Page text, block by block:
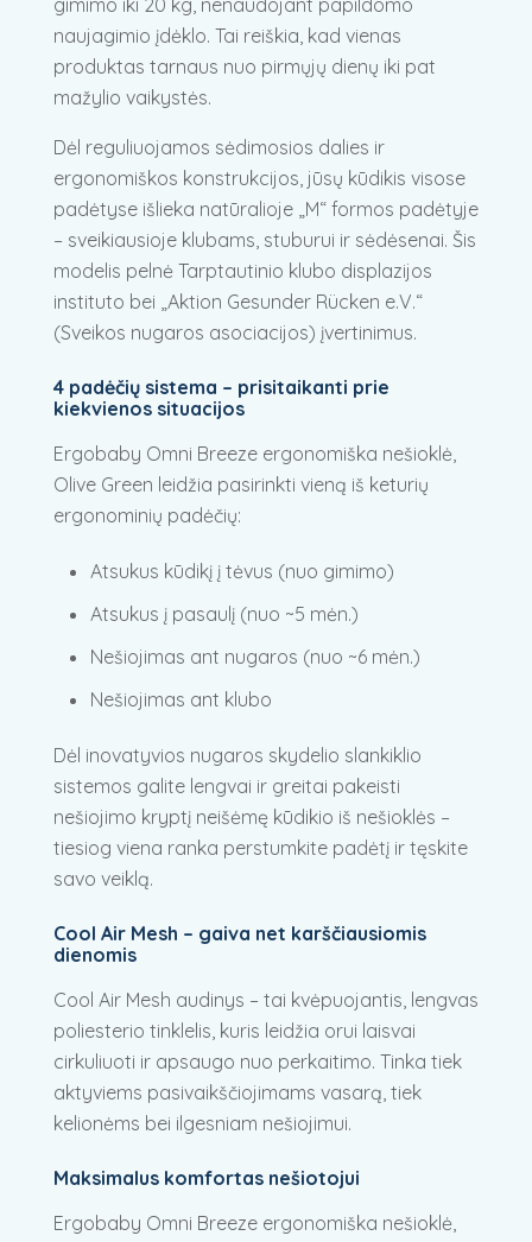
gimimo iki 20 kg, nenaudojant papildomo
naujagimio įdėklo. Tai reiškia, kad vienas
produktas tarnaus nuo pirmųjų dienų iki pat
mažylio vaikystės.
Dėl reguliuojamos sėdimosios dalies ir
ergonomiškos konstrukcijos, jūsų kūdikis visose
padėtyse išlieka natūralioje „M“ formos padėtyje
– sveikiausioje klubams, stuburui ir sėdėsenai. Šis
modelis pelnė Tarptautinio klubo displazijos
instituto bei „Aktion Gesunder Rücken e.V.“
(Sveikos nugaros asociacijos) įvertinimus.
4 padėčių sistema – prisitaikanti prie
kiekvienos situacijos
Ergobaby Omni Breeze ergonomiška nešioklė,
Olive Green leidžia pasirinkti vieną iš keturių
ergonominių padėčių:
Atsukus kūdikį į tėvus (nuo gimimo)
Atsukus į pasaulį (nuo ~5 mėn.)
Nešiojimas ant nugaros (nuo ~6 mėn.)
Nešiojimas ant klubo
Dėl inovatyvios nugaros skydelio slankiklio
sistemos galite lengvai ir greitai pakeisti
nešiojimo kryptį neišėmę kūdikio iš nešioklės –
tiesiog viena ranka perstumkite padėtį ir tęskite
savo veiklą.
Cool Air Mesh – gaiva net karščiausiomis
dienomis
Cool Air Mesh audinys – tai kvėpuojantis, lengvas
poliesterio tinklelis, kuris leidžia orui laisvai
cirkuliuoti ir apsaugo nuo perkaitimo. Tinka tiek
aktyviems pasivaikščiojimams vasarą, tiek
kelionėms bei ilgesniam nešiojimui.
Maksimalus komfortas nešiotojui
Ergobaby Omni Breeze ergonomiška nešioklė,